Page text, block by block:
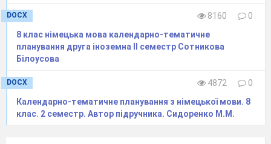
DOCX 8160
0
8 клас німецька мова календарно-тематичне
планування друга іноземна ІІ семестр Сотникова
Білоусова
DOCX 4872
0
Календарно-тематичне планування з німецької мови. 8
клас. 2 семестр. Автор підручника. Сидоренко М.М.